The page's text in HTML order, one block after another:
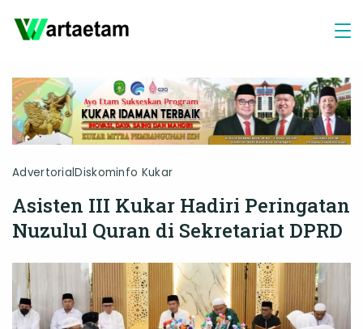
AdvertorialDiskominfo Kukar
Asisten III Kukar Hadiri Peringatan
Nuzulul Quran di Sekretariat DPRD